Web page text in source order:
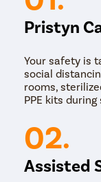
Pristyn
Your safety is
social
rooms,
PPE kits during
02.
Assisted